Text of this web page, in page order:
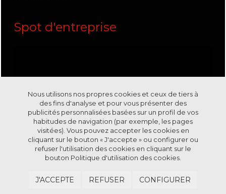
Spot d'entreprise
Nous utilisons nos propres cookies et ceux de tiers à
des fins d'analyse et pour vous présenter des
publicités personnalisées basées sur un profil de vos
habitudes de navigation (par exemple, les pages
visitées). Vous pouvez accepter les cookies en
cliquant sur le bouton « J'accepte » ou configurer ou
refuser l'utilisation des cookies en cliquant sur le
bouton Politique d'utilisation des cookies.
J'ACCEPTE REFUSER CONFIGURER